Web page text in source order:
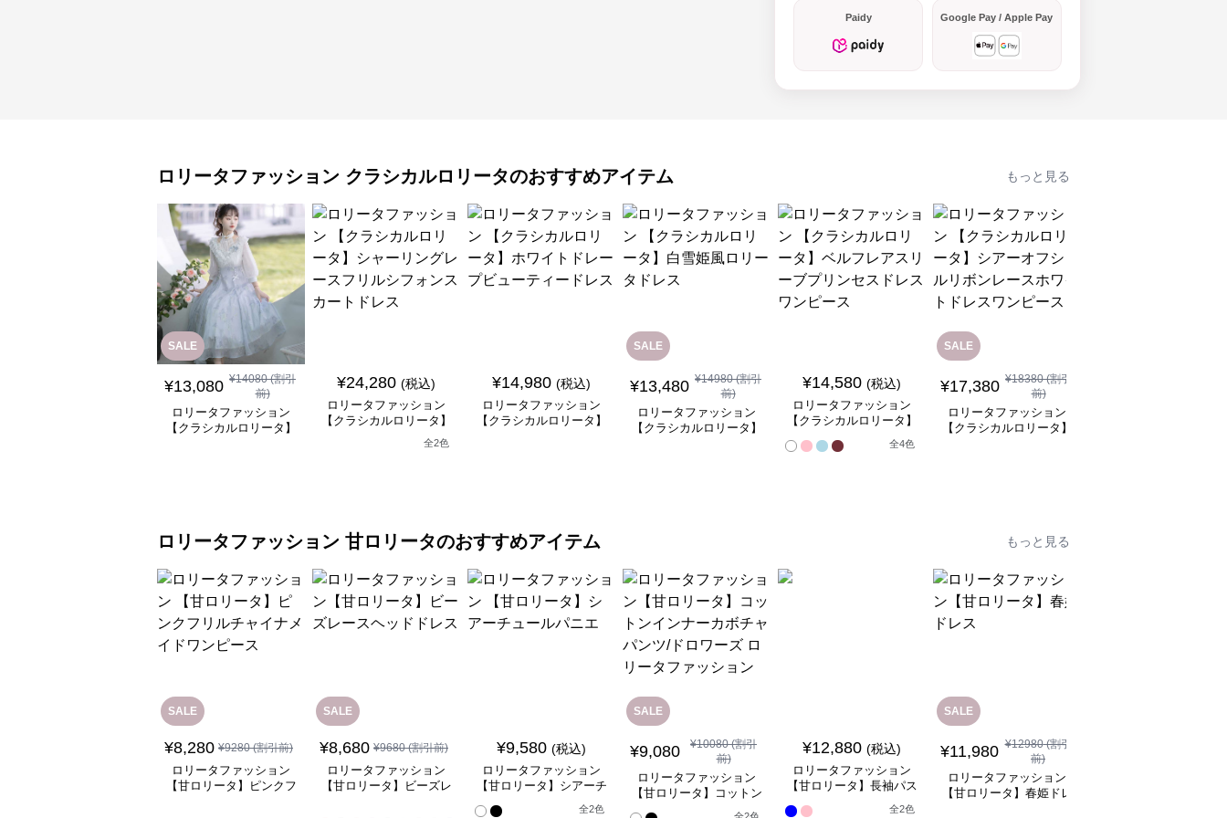
Paidy Google Pay / Apple Pay
ロリータファッション クラシカルロリータのおすすめアイテム もっと見る
SALE
¥13,080 ¥14080(割引
前)
ロリータファッション
【クラシカルロリータ】
¥24,280 (税込)
ロリータファッション
【クラシカルロリータ】
シャーリングレースフリ
ルシフォンスカートドレ
全2色
¥14,980 (税込)
ロリータファッション
【クラシカルロリータ】
SALE
¥13,480 ¥14980(割引
前)
ロリータファッション
【クラシカルロリータ】
¥14,580 (税込)
ロリータファッション
【クラシカルロリータ】
ベルフレアスリーブプリ
ンセスドレスワンピース
全4色
SALE
¥17,380 ¥18380(割引
前)
ロリータファッション
【クラシカルロリータ】
ロリータファッション 甘ロリータのおすすめアイテム もっと見る
SALE
¥8,280 ¥9280(割引前)
ロリータファッション
【甘ロリータ】ピンクフ
SALE
¥8,680 ¥9680(割引前)
ロリータファッション
【甘ロリータ】ビーズレ
¥9,580 (税込)
ロリータファッション
【甘ロリータ】シアーチ
全2色
SALE
¥9,080 ¥10080(割引
前)
ロリータファッション
【甘ロリータ】コットン
インナーカボチャパン
¥12,880 (税込)
ロリータファッション
【甘ロリータ】長袖パス
全2色
SALE
¥11,980 ¥12980(割引
前)
ロリータファッション
【甘ロリータ】春姫ドレ